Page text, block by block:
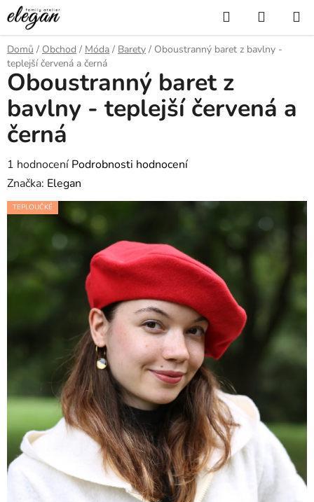
Přejít
na
obsah
Hledat
KOŠÍK
Domů / Obchod / Móda / Barety / Oboustranný baret z bavlny -
teplejší červená a černá
Oboustranný baret z
bavlny - teplejší červená a
černá
Průměrné
hodnocení
produktu
z
5
1 hodnocení Podrobnosti hodnocení
Značka: Elegan
TEPLOUČKÉ